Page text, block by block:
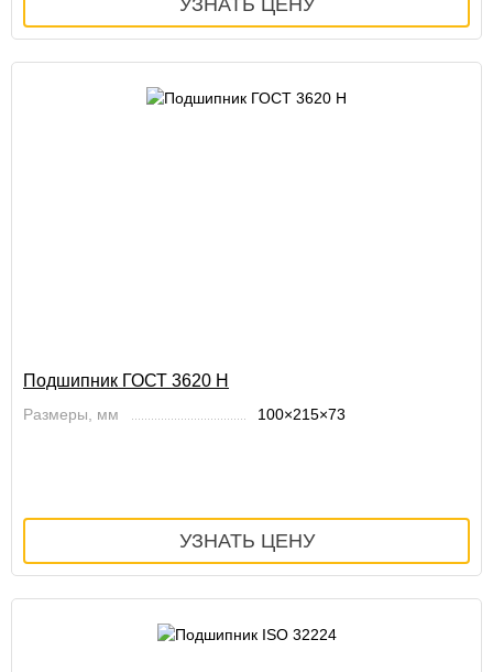
Подшипник ГОСТ 3620 Н
Размеры, мм 100×215×73